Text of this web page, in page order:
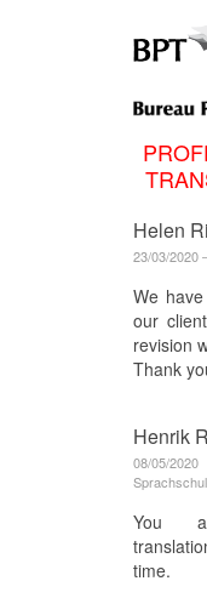
Helen
23/03/2020
We
our
revision
Thank
Henrik
08/05/
You
time.